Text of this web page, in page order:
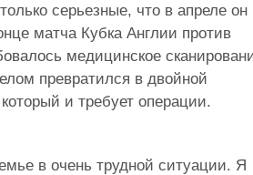
серьезные, что в апреле он
матча Кубка Англии против
медицинское
превратился в двойной
и требует операции.
в очень трудной ситуации. Я